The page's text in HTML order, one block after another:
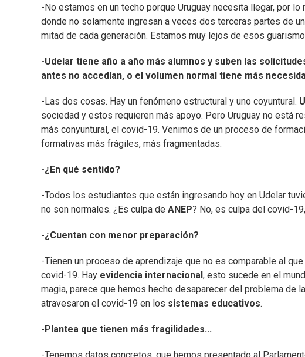
-No estamos en un techo porque Uruguay necesita llegar, por
donde no solamente ingresan a veces dos terceras partes de
mitad de cada generación. Estamos muy lejos de esos
-Udelar tiene año a año más alumnos y suben las
antes no accedían, o el volumen normal tiene más
-Las dos cosas. Hay un fenómeno estructural y uno coyuntural.
sociedad y estos requieren más apoyo. Pero Uruguay no está
más conyuntural, el covid-19. Venimos de un proceso de
formativas más frágiles, más fragmentadas.
-¿En qué sentido?
-Todos los estudiantes que están ingresando hoy en Udelar
no son normales. ¿Es culpa de ANEP? No, es culpa del covid-
-¿Cuentan con menor preparación?
-Tienen un proceso de aprendizaje que no es comparable al
covid-19. Hay evidencia internacional , esto sucede en el
magia, parece que hemos hecho desaparecer del problema de
atravesaron el covid-19 en los sistemas educativos.
-Plantea que tienen más fragilidades...